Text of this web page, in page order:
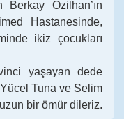
Berkay Özilhan’ın
Hastanesinde,
ikiz çocukları
yaşayan dede
Tuna ve Selim
uzun bir ömür dileriz.